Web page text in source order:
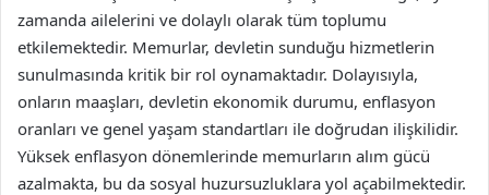
zamanda ailelerini ve dolaylı olarak tüm toplumu
etkilemektedir. Memurlar, devletin sunduğu hizmetlerin
sunulmasında kritik bir rol oynamaktadır. Dolayısıyla,
onların maaşları, devletin ekonomik durumu, enflasyon
oranları ve genel yaşam standartları ile doğrudan ilişkilidir.
Yüksek enflasyon dönemlerinde memurların alım gücü
azalmakta, bu da sosyal huzursuzluklara yol açabilmektedir.